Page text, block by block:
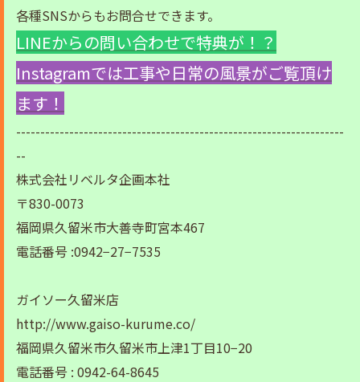
各種SNSからもお問合せできます。
LINEからの問い合わせで特典が！？
Instagramでは工事や日常の風景がご覧頂け
ます！
--------------------------------------------------------------------
--
株式会社リベルタ企画本社
〒830-0073
福岡県久留米市大善寺町宮本467
電話番号 :0942−27−7535
ガイソー久留米店
http://www.gaiso-kurume.co/
福岡県久留米市久留米市上津1丁目10−20
電話番号 : 0942-64-8645